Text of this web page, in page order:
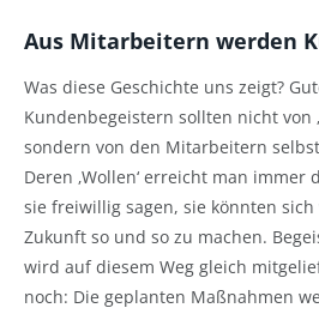
Aus Mitarbeitern werden
Was diese Geschichte uns zeigt?
Kundenbegeistern sollten nicht von
sondern von den Mitarbeitern
Deren ‚Wollen‘ erreicht man immer
sie freiwillig sagen, sie könnten
Zukunft so und so zu machen.
wird auf diesem Weg gleich
noch: Die geplanten Maßnahmen